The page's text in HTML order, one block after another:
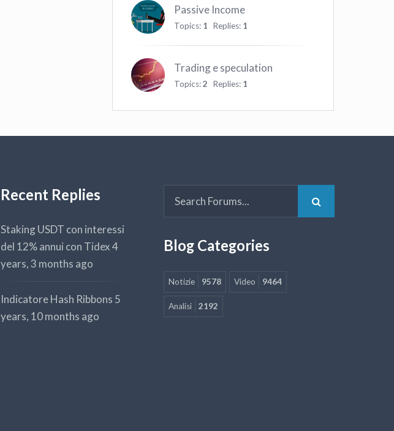
Passive Income
Topics: 1 Replies: 1
Trading e speculation
Topics:2 Replies: 1
Recent Replies
Staking USDT con interessi
del 12% annui con Tidex4
years, 3 months ago
Indicatore Hash Ribbons 5
years, 10 months ago
Blog Categories
Notizie 9578 Video 9464
Analisi 2192